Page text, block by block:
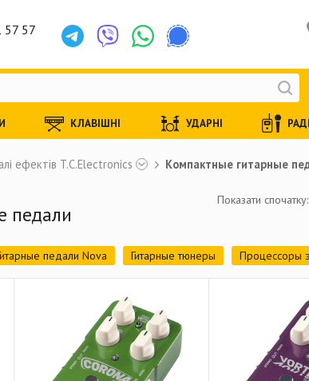
ефектів T.C.Electronics Компактные гитарные
педали
педали Nova Гитарные тюнеры Процессоры
Показати спочатку:
57 57
КЛАВІШНІ УДАРНІ